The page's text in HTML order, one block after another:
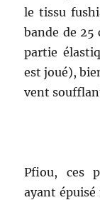
le tissu
bande de 25
partie
est joué),
vent
Pfiou, ces
ayant